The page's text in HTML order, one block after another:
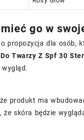
go w
propozycja dla osób,
Twarzy Z Spf 30
produkt ma
że skóra będzie